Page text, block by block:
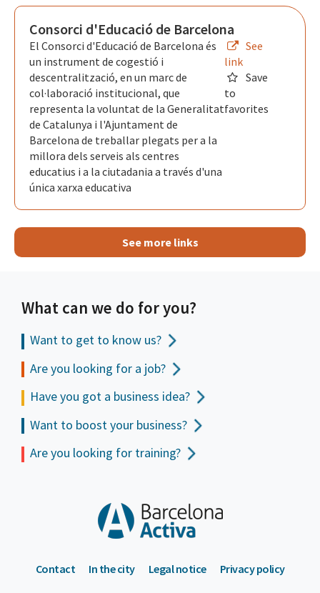
Consorci d'Educació de Barcelona
El Consorci d'Educació de Barcelona és
un instrument de cogestió i
descentralització, en un marc de
col·laboració institucional, que
representa la voluntat de la Generalitat
de Catalunya i l'Ajuntament de
Barcelona de treballar plegats per a la
millora dels serveis als centres
educatius i a la ciutadania a través d'una
única xarxa educativa
See
link
Save
to
favorites
See more links
What can we do for you?
Want to get to know us?
Are you looking for a job?
Have you got a business idea?
Want to boost your business?
Are you looking for training?
Contact In the city Legal notice Privacy policy